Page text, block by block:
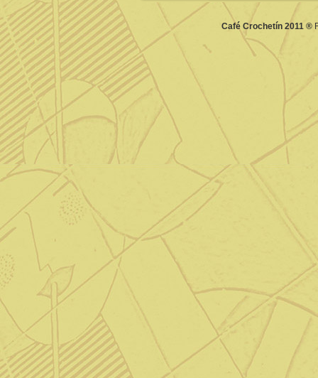
Café Crochetín 2011 ®